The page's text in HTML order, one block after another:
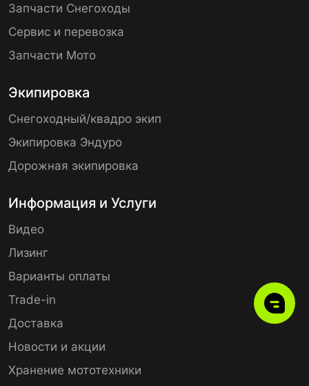
Запчасти Снегоходы
Сервис и перевозка
Запчасти Мото
Экипировка
Снегоходный/квадро экип
Экипировка Эндуро
Дорожная экипировка
Информация и Услуги
Видео
Лизинг
Варианты оплаты
Trade-in
Доставка
Новости и акции
Хранение мототехники